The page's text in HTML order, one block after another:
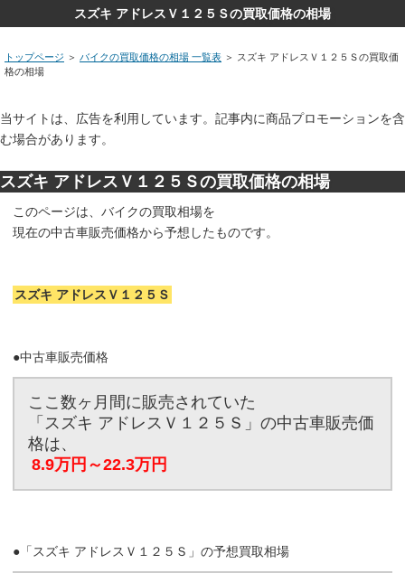
スズキ アドレスＶ１２５Ｓの買取価格の相場
トップページ ＞ バイクの買取価格の相場 一覧表 ＞ スズキ アドレスＶ１２５Ｓの買取価
格の相場
当サイトは、広告を利用しています。記事内に商品プロモーションを含
む場合があります。
スズキ アドレスＶ１２５Ｓの買取価格の相場
このページは、バイクの買取相場を
現在の中古車販売価格から予想したものです。
スズキ アドレスＶ１２５Ｓ
●中古車販売価格
ここ数ヶ月間に販売されていた
「スズキ アドレスＶ１２５Ｓ」の中古車販売価
格は、
8.9万円～22.3万円
●「スズキ アドレスＶ１２５Ｓ」の予想買取相場